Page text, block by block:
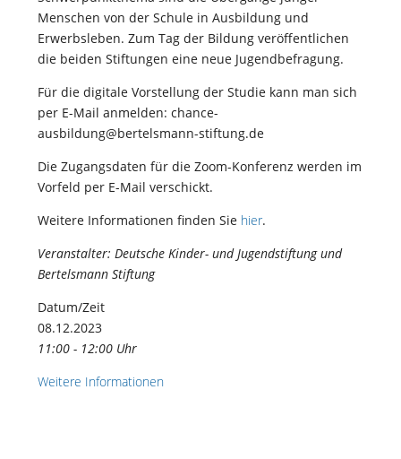
Menschen von der Schule in Ausbildung und
Erwerbsleben. Zum Tag der Bildung veröffentlichen
die beiden Stiftungen eine neue Jugendbefragung.
Für die digitale Vorstellung der Studie kann man sich
per E-Mail anmelden: chance-
ausbildung@bertelsmann-stiftung.de
Die Zugangsdaten für die Zoom-Konferenz werden im
Vorfeld per E-Mail verschickt.
Weitere Informationen finden Sie hier.
Veranstalter: Deutsche Kinder- und Jugendstiftung und
Bertelsmann Stiftung
Datum/Zeit
08.12.2023
11:00 - 12:00 Uhr
Weitere Informationen